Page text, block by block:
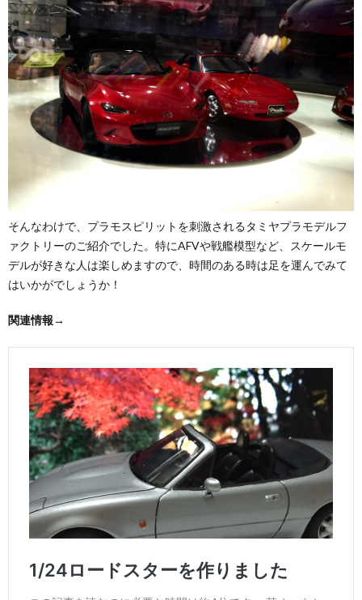
そんなわけで、プラモスピリットを刺激されるタミヤプラモデルフ
ァクトリーのご紹介でした。特にAFVや戦艦模型など、スケールモ
デルが好きな人は楽しめますので、時間のある時は足を運んでみて
はいかがでしょうか！
関連情報→